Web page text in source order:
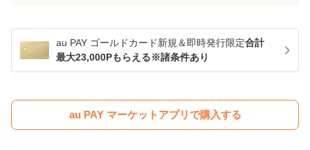
au PAY ゴールドカード新規＆即時発行限定合計
最大23,000Pもらえる※諸条件あり
au PAY マーケットアプリで購入する